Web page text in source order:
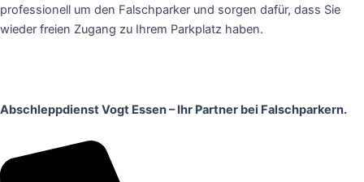
professionell um den Falschparker und sorgen dafür, dass Sie
wieder freien Zugang zu Ihrem Parkplatz haben.
Abschleppdienst Vogt Essen – Ihr Partner bei Falschparkern.